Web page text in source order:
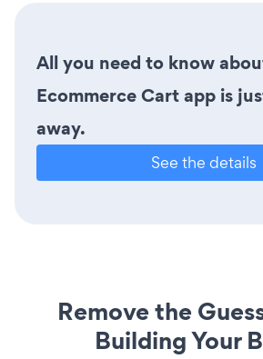
All you need to know
Ecommerce Cart app is
away.
See the details
Remove the
Building Your